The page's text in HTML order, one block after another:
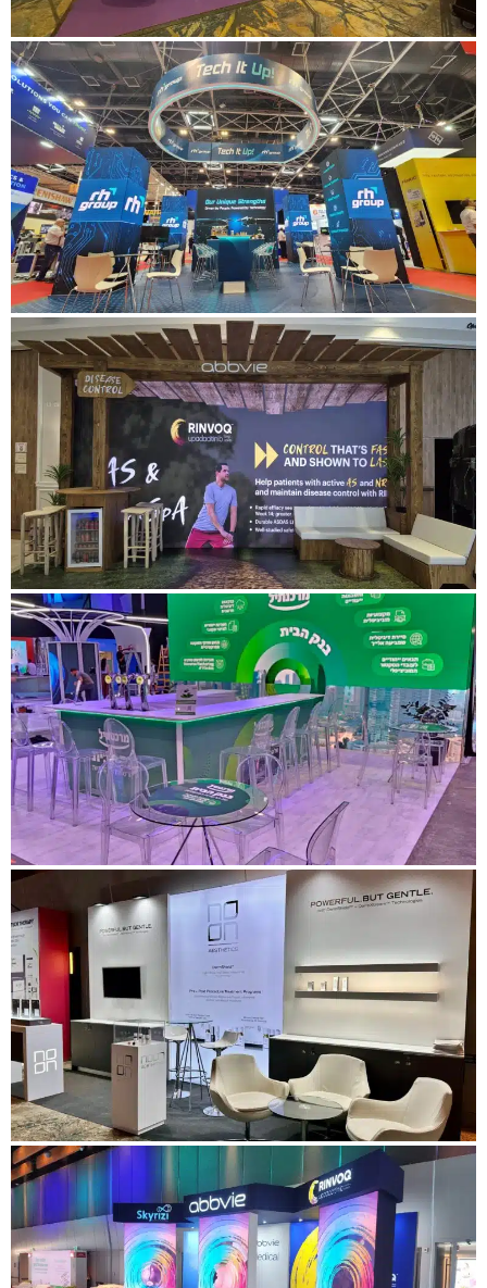
ביתן אלי לילי - תרופת מאונג'רו
(Mounjaro)
עבור לפרויקט
ביתן RH טכנולוגיות - תערוכת ניוטק
עבור לפרויקט
ביתן פרגולה של אבווי - ראומטולגיה
עבור לפרויקט
ביתן מרכנתיל - כנס Muniexpo
עבור לפרויקט
ביתן Noon Aesthetics - כנס קוסמטיקה